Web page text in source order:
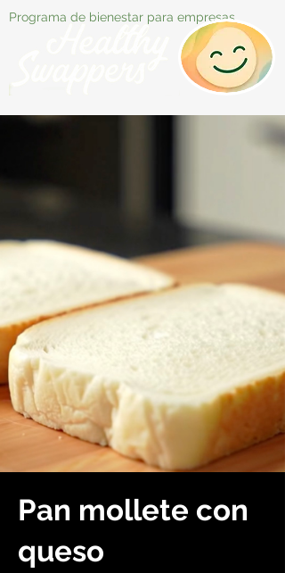
Programa de bienestar para empresas
Pan mollete con
queso